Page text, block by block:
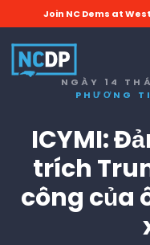
Join NC Dems at
NGÀY 14
PHƯƠNG
ICYMI:
trích
công của